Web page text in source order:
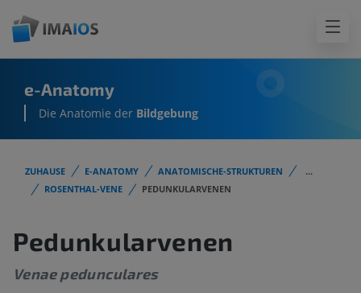
e-Anatomy
Die Anatomie der Bildgebung
ZUHAUSE E-ANATOMY ANATOMISCHE-STRUKTUREN
...
ROSENTHAL-VENE
PEDUNKULARVENEN
Pedunkularvenen
Venae pedunculares